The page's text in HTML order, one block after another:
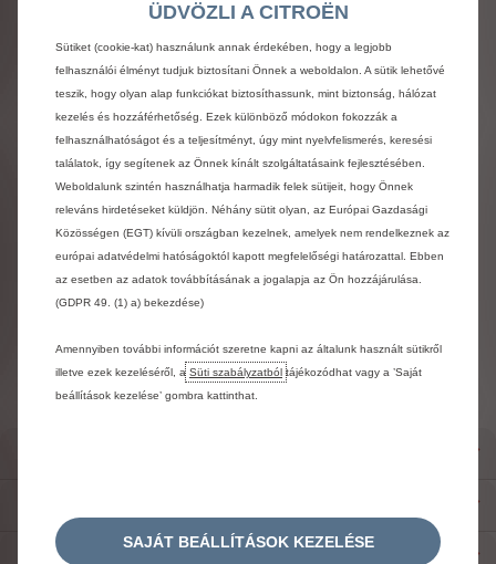
Kulcs nélküli nyitás és indítás
105 000 Ft bruttó
Hozzáad
CSOMAGOK
ÜDVÖZLI A CITROËN
Sütiket (cookie-kat) használunk annak érdekében, hogy a legjobb
felhasználói élményt tudjuk biztosítani Önnek a weboldalon. A sütik lehetővé
teszik, hogy olyan alap funkciókat biztosíthassunk, mint biztonság, hálózat
kezelés és hozzáférhetőség. Ezek különböző módokon fokozzák a
felhasználhatóságot és a teljesítményt, úgy mint nyelvfelismerés, keresési
találatok, így segítenek az Önnek kínált szolgáltatásaink fejlesztésében.
Weboldalunk szintén használhatja harmadik felek sütijeit, hogy Önnek
releváns hirdetéseket küldjön. Néhány sütit olyan, az Európai Gazdasági
Közösségen (EGT) kívüli országban kezelnek, amelyek nem rendelkeznek az
európai adatvédelmi hatóságoktól kapott megfelelőségi határozattal. Ebben
az esetben az adatok továbbításának a jogalapja az Ön hozzájárulása.
(GDPR 49. (1) a) bekezdése)
Amennyiben további információt szeretne kapni az általunk használt sütikről
illetve ezek kezeléséről, a Süti szabályzatból tájékozódhat vagy a ’Saját
beállítások kezelése’ gombra kattinthat.
SAJÁT BEÁLLÍTÁSOK KEZELÉSE